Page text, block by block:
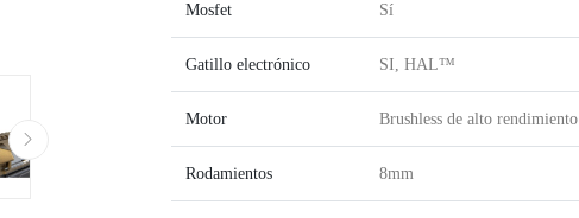
Mosfet Sí
Gatillo electrónico SI, HAL™
Motor Brushless de alto rendimiento
Rodamientos 8mm